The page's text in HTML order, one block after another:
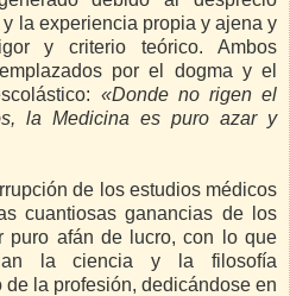
la experiencia propia y ajena y
y criterio teórico. Ambos
por el dogma y el
«Donde no rigen el
la Medicina es puro azar y
de los estudios médicos
cuantiosas ganancias de los
puro afán de lucro, con lo que
la ciencia y la filosofía
la profesión, dedicándose en